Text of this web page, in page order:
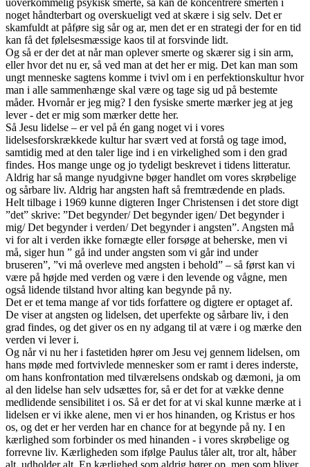
uoverkommelig psykisk smerte, så kan de koncentrere smerten i
noget håndterbart og overskueligt ved at skære i sig selv. Det er
skamfuldt at påføre sig sår og ar, men det er en strategi der for en tid
kan få det følelsesmæssige kaos til at forsvinde lidt.
Og så er der det at når man oplever smerte og skærer sig i sin arm,
eller hvor det nu er, så ved man at det her er mig. Det kan man som
ungt menneske sagtens komme i tvivl om i en perfektionskultur hvor
man i alle sammenhænge skal være og tage sig ud på bestemte
måder. Hvornår er jeg mig? I den fysiske smerte mærker jeg at jeg
lever - det er mig som mærker dette her.
Så Jesu lidelse – er vel på én gang noget vi i vores
lidelsesforskrækkede kultur har svært ved at forstå og tage imod,
samtidig med at den taler lige ind i en virkelighed som i den grad
findes. Hos mange unge og jo tydeligt beskrevet i tidens litteratur.
Aldrig har så mange nyudgivne bøger handlet om vores skrøbelige
og sårbare liv. Aldrig har angsten haft så fremtrædende en plads.
Helt tilbage i 1969 kunne digteren Inger Christensen i det store digt
”det” skrive: ”Det begynder/ Det begynder igen/ Det begynder i
mig/ Det begynder i verden/ Det begynder i angsten”. Angsten må
vi for alt i verden ikke fornægte eller forsøge at beherske, men vi
må, siger hun ” gå ind under angsten som vi går ind under
bruseren”, ”vi må overleve med angsten i behold” – så først kan vi
være på højde med verden og være i den levende og vågne, men
også lidende tilstand hvor alting kan begynde på ny.
Det er et tema mange af vor tids forfattere og digtere er optaget af.
De viser at angsten og lidelsen, det uperfekte og sårbare liv, i den
grad findes, og det giver os en ny adgang til at være i og mærke den
verden vi lever i.
Og når vi nu her i fastetiden hører om Jesu vej gennem lidelsen, om
hans møde med fortvivlede mennesker som er ramt i deres inderste,
om hans konfrontation med tilværelsens ondskab og dæmoni, ja om
al den lidelse han selv udsættes for, så er det for at vække denne
medlidende sensibilitet i os. Så er det for at vi skal kunne mærke at i
lidelsen er vi ikke alene, men vi er hos hinanden, og Kristus er hos
os, og det er her verden har en chance for at begynde på ny. I en
kærlighed som forbinder os med hinanden - i vores skrøbelige og
forrevne liv. Kærligheden som ifølge Paulus tåler alt, tror alt, håber